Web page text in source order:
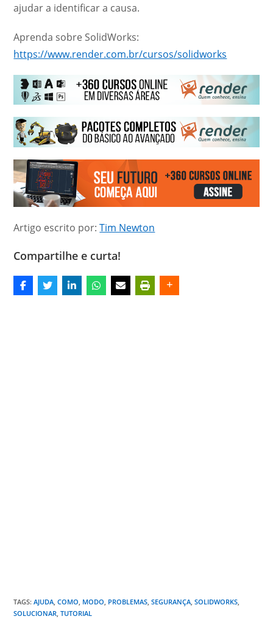
ajudar a identificar a causa.
Aprenda sobre SolidWorks:
https://www.render.com.br/cursos/solidworks
Artigo escrito por:Tim Newton
Compartilhe e curta!
TAGS:AJUDA COMO MODO PROBLEMAS SEGURANÇA SOLIDWORKS
SOLUCIONAR TUTORIAL